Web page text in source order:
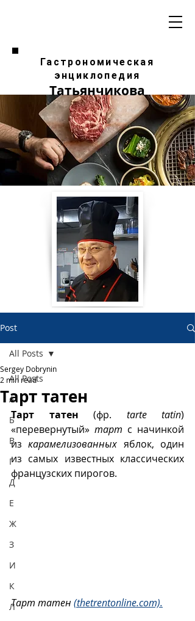
Гастрономическая
энциклопедия
Татьянчикова
Post
All Posts
А
Б
В
Г
Д
Е
Ж
З
И
К
Л
All Posts
Тарт татен
Sergey Dobrynin
2 min read
Тарт татен (фр. tarte tatin)
«перевернутый» тарт с начинкой
из карамелизованных яблок, один
из самых известных классических
французских пирогов.
Тарт татен (thetrentonline.com).